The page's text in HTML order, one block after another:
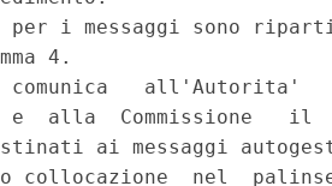
per i messaggi sono
4.
comunica   all'Autorita'
e  alla  Commissione
ai messaggi
collocazione  nel